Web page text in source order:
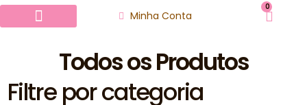
Minha Conta
0
Todos os Produtos
Filtre por categoria